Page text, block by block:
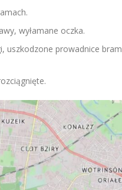
wyłamane oczka.
uszkodzone prowadnice bram